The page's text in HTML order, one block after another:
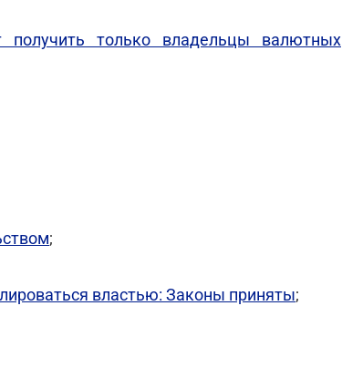
только владельцы валютных
;
властью: Законы приняты;